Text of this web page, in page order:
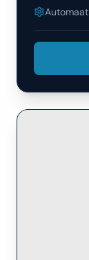
Automaat